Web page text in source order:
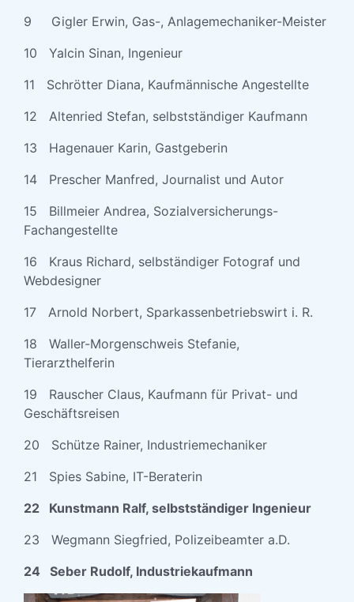
9 Gigler Erwin, Gas-, Anlagemechaniker-Meister
10 Yalcin Sinan, Ingenieur
11 Schrötter Diana, Kaufmännische Angestellte
12 Altenried Stefan, selbstständiger Kaufmann
13 Hagenauer Karin, Gastgeberin
14 Prescher Manfred, Journalist und Autor
15 Billmeier Andrea, Sozialversicherungs-
Fachangestellte
16 Kraus Richard, selbständiger Fotograf und
Webdesigner
17 Arnold Norbert, Sparkassenbetriebswirt i. R.
18 Waller-Morgenschweis Stefanie,
Tierarzthelferin
19 Rauscher Claus, Kaufmann für Privat- und
Geschäftsreisen
20 Schütze Rainer, Industriemechaniker
21 Spies Sabine, IT-Beraterin
22 Kunstmann Ralf, selbstständiger Ingenieur
23 Wegmann Siegfried, Polizeibeamter a.D.
24 Seber Rudolf, Industriekaufmann